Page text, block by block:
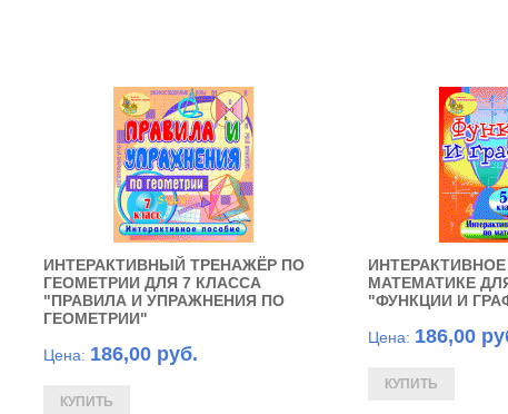
ИНТЕРАКТИВНЫЙ ТРЕНАЖЁР ПО
ГЕОМЕТРИИ ДЛЯ 7 КЛАССА
"ПРАВИЛА И УПРАЖНЕНИЯ ПО
ГЕОМЕТРИИ"
Цена: 186,00 руб.
МАТЕМАТИКЕ
"ФУНКЦИИ И
Цена: 186,00